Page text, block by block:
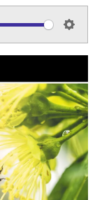
S
e
t
t
i
n
g
s